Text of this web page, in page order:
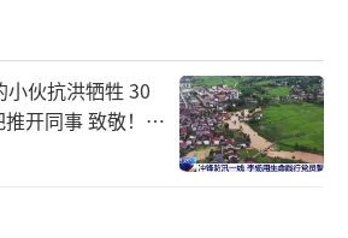
伙抗洪牺牲 30
开同事 致敬！送